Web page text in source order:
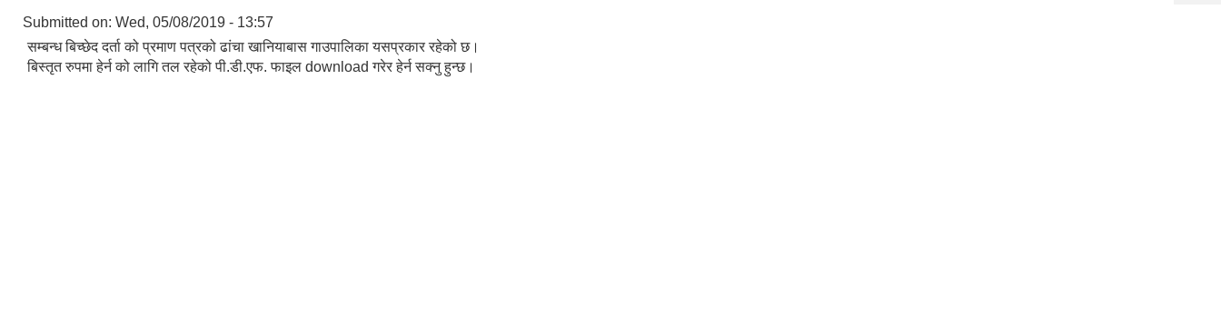
Submitted on: Wed, 05/08/2019 - 13:57
सम्बन्ध बिच्छेद दर्ता को प्रमाण पत्रको ढांचा खानियाबास गाउपालिका यसप्रकार रहेको छ।
बिस्तृत रुपमा हेर्न को लागि तल रहेको पी.डी.एफ. फाइल download गरेर हेर्न सक्नु हुन्छ।